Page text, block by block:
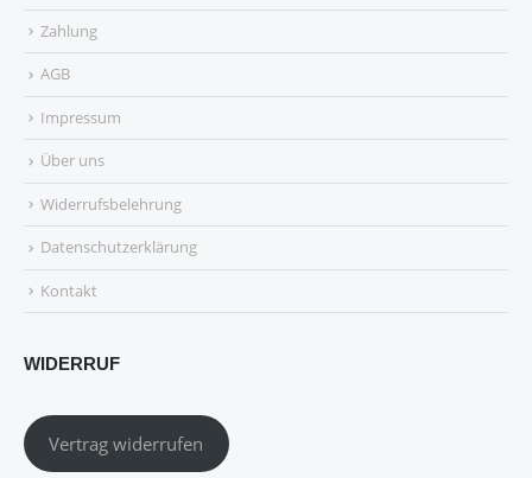
Zahlung
AGB
Impressum
Über uns
Widerrufsbelehrung
Datenschutzerklärung
Kontakt
WIDERRUF
Vertrag widerrufen